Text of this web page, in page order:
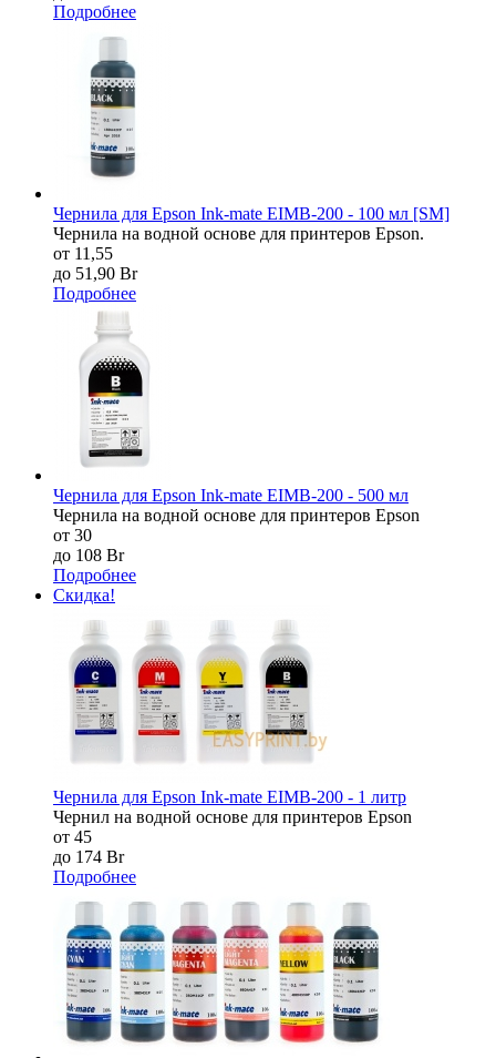
Подробнее
Чернила для Epson Ink-mate EIMB-200 - 100 мл [SM]
Чернила на водной основе для принтеров Epson.
от 11,55
до 51,90 Br
Подробнее
Чернила для Epson Ink-mate EIMB-200 - 500 мл
Чернила на водной основе для принтеров Epson
от 30
до 108 Br
Подробнее
Скидка!
Чернила для Epson Ink-mate EIMB-200 - 1 литр
Чернил на водной основе для принтеров Epson
от 45
до 174 Br
Подробнее